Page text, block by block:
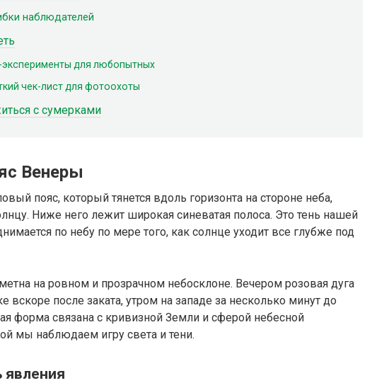
наблюдателей
для любопытных
чек-лист для фотоохоты
с сумерками
Венеры
пояс, который тянется вдоль горизонта на стороне неба,
Ниже него лежит широкая синеватая полоса. Это тень нашей
по небу по мере того, как солнце уходит все глубже под
на ровном и прозрачном небосклоне. Вечером розовая дуга
вскоре после заката, утром на западе за несколько минут до
форма связана с кривизной Земли и сферой небесной
мы наблюдаем игру света и тени.
явления